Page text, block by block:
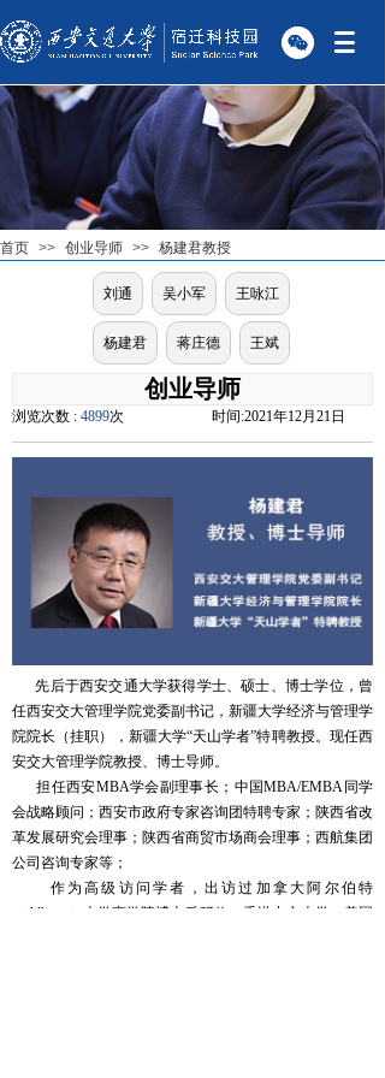
首页 >> 创业导师 >> 杨建君教授
刘通 吴小军 王咏江
杨建君 蒋庄德 王斌
创业导师
时间:2021年12月21日
浏览次数 : 4899次
先后于西安交通大学获得学士、硕士、博士学位，曾
任西安交大管理学院党委副书记，新疆大学经济与管理学
院院长（挂职），新疆大学“天山学者”特聘教授。现任西
安交大管理学院教授、博士导师。
担任西安MBA学会副理事长；中国MBA/EMBA同学
会战略顾问；西安市政府专家咨询团特聘专家；陕西省改
革发展研究会理事；陕西省商贸市场商会理事；西航集团
公司咨询专家等；
作为高级访问学者，出访过加拿大阿尔伯特
（Alberta）大学商学院博士后研修、香港中文大学、美国